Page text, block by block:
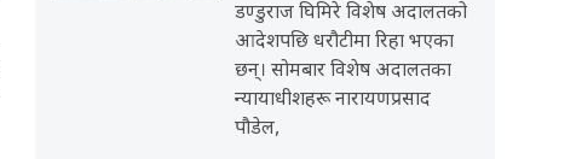
डण्डुराज घिमिरे विशेष अदालतको
आदेशपछि धरौटीमा रिहा भएका
छन्। सोमबार विशेष अदालतका
न्यायाधीशहरू नारायणप्रसाद
पौडेल,